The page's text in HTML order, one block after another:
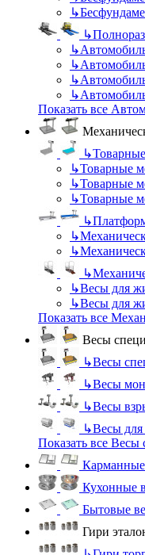
↳
↳
↳
↳
↳
↳
Показать все
↳
↳Товарные
↳Товарные
↳Товарные
↳
↳
↳
↳
↳Весы для
↳Весы для
Показать все
Весы
↳Весы
↳Весы
↳Весы
↳Весы для
Показать все
Кухонные
Бытовые
Гири